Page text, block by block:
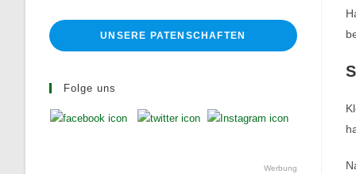
UNSERE PATENSCHAFTEN
Folge uns
Werbung